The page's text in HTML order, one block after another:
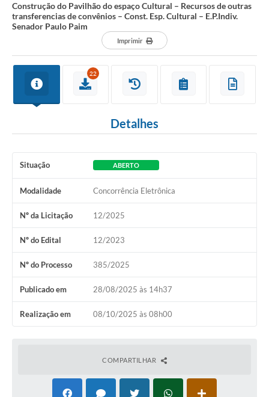
Construção do Pavilhão do espaço Cultural – Recursos de outras
transferencias de convênios – Const. Esp. Cultural – E.P.Indiv.
Senador Paulo Paim
Imprimir
22
Detalhes
Situação ABERTO
Modalidade Concorrência Eletrônica
Nº da Licitação 12/2025
Nº do Edital 12/2023
Nº do Processo 385/2025
Publicado em 28/08/2025 às 14h37
Realização em 08/10/2025 às 08h00
COMPARTILHAR